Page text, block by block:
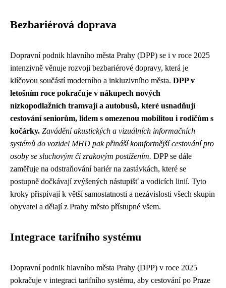
Bezbariérová doprava
Dopravní podnik hlavního města Prahy (DPP) se i v roce 2025
intenzivně věnuje rozvoji bezbariérové dopravy, která je
klíčovou součástí moderního a inkluzivního města. DPP v
letošním roce pokračuje v nákupech nových
nízkopodlažních tramvají a autobusů, které usnadňují
cestování seniorům, lidem s omezenou mobilitou i rodičům s
kočárky. Zavádění akustických a vizuálních informačních
systémů do vozidel MHD pak přináší komfortnější cestování pro
osoby se sluchovým či zrakovým postižením. DPP se dále
zaměřuje na odstraňování bariér na zastávkách, které se
postupně dočkávají zvýšených nástupišť a vodicích linií. Tyto
kroky přispívají k větší samostatnosti a nezávislosti všech skupin
obyvatel a dělají z Prahy město přístupné všem.
Integrace tarifního systému
Dopravní podnik hlavního města Prahy (DPP) v roce 2025
pokračuje v integraci tarifního systému, aby cestování po Praze